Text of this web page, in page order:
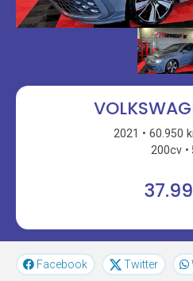
2021 60.950
200cv
Facebook Twitter